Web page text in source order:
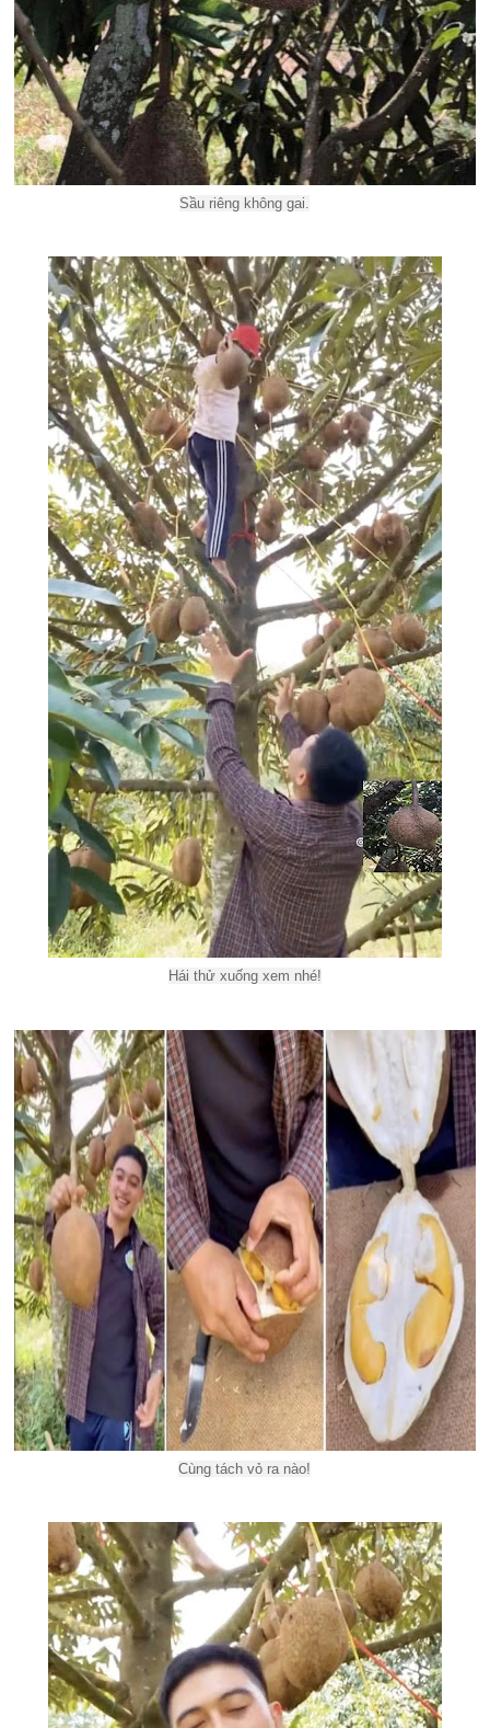
Sầu riêng không gai.
Hái thử xuống xem nhé!
Cùng tách vỏ ra nào!